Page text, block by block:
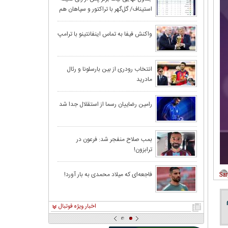
استیناف/ گل‌گهر با تراکتور و سپاهان هم
امتیاز شد
واکنش فیفا به تماس اینفانتینو با ترامپ
انتخاب رودری از بین بارسلونا و رئال
مادرید
رامین رضاییان رسما از استقلال جدا شد
بمب صلاح منفجر شد: فرعون در
ترابزون!
فاجعه‌ای که میلاد محمدی به بار آورد!
اخبار ویژه فوتبال